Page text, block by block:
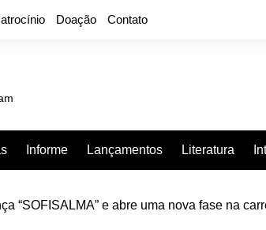
Doação Contato
Informe Lançamentos Literatura
“SOFISALMA” e abre uma nova fase na
mixtape “Projeção”, de 2010, nas